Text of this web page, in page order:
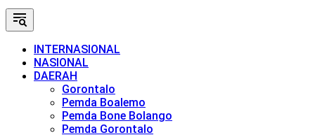
INTERNASIONAL
NASIONAL
DAERAH
Gorontalo
Pemda Boalemo
Pemda Bone Bolango
Pemda Gorontalo